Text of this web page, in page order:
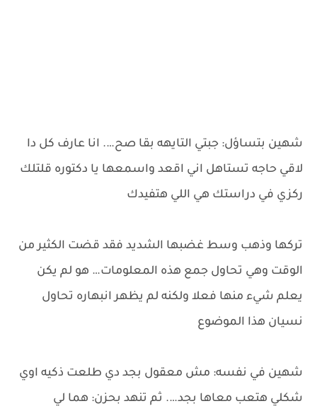
شهين بتساؤل: جبتي التايهه بقا صح…. انا عارف كل دا
لاقي حاجه تستاهل اني اقعد واسمعها يا دكتوره قلتلك
ركزي في دراستك هي اللي هتفيدك
تركها وذهب وسط غضبها الشديد فقد قضت الكثير من
الوقت وهي تحاول جمع هذه المعلومات… هو لم يكن
يعلم شيء منها فعلا ولكنه لم يظهر انبهاره تحاول
نسيان هذا الموضوع
شهين في نفسه: مش معقول بجد دي طلعت ذكيه اوي
شكلي هتعب معاها بجد…. ثم تنهد بحزن: هما لي